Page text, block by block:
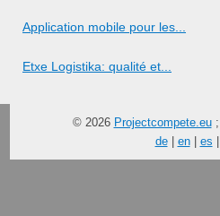
Application mobile pour les...
Etxe Logistika: qualité et...
© 2026 Projectcompete.eu;
de| en| es |